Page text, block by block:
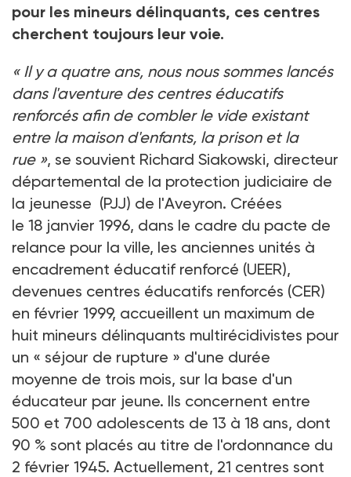
pour les mineurs délinquants, ces centres
cherchent toujours leur voie.
« Il y a quatre ans, nous nous sommes lancés
dans l'aventure des centres éducatifs
renforcés afin de combler le vide existant
entre la maison d'enfants, la prison et la
rue », se souvient Richard Siakowski, directeur
départemental de la protection judiciaire de
la jeunesse (PJJ) de l'Aveyron. Créées
le 18 janvier 1996, dans le cadre du pacte de
relance pour la ville, les anciennes unités à
encadrement éducatif renforcé (UEER),
devenues centres éducatifs renforcés (CER)
en février 1999, accueillent un maximum de
huit mineurs délinquants multirécidivistes pour
un « séjour de rupture » d'une durée
moyenne de trois mois, sur la base d'un
éducateur par jeune. Ils concernent entre
500 et 700 adolescents de 13 à 18 ans, dont
90 % sont placés au titre de l'ordonnance du
2 février 1945. Actuellement, 21 centres sont